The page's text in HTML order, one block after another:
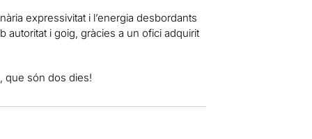
expressivitat i l’energia desbordants
autoritat i goig, gràcies a un ofici adquirit
que són dos dies!